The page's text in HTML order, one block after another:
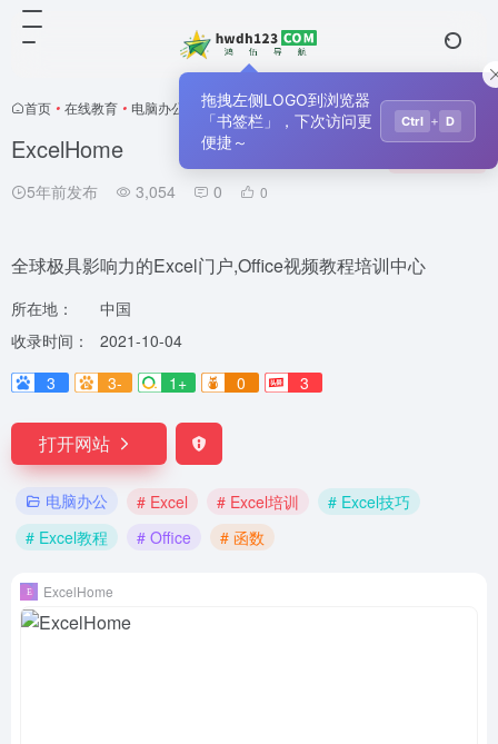
首页 • 在线教育 • 电脑办公 正文
ExcelHome
5年前发布 3,054 0 0
全球极具影响力的Excel门户,Office视频教程培训中心
所在地：
中国
收录时间：
2021-10-04
3
3- 1+ 0 3
打开网站
电脑办公 # Excel # Excel培训
# Excel技巧
# Excel教程
# Office # 函数
ExcelHome
拖拽左侧LOGO到浏览器
「书签栏」，下次访问更
便捷～
Ctrl + D